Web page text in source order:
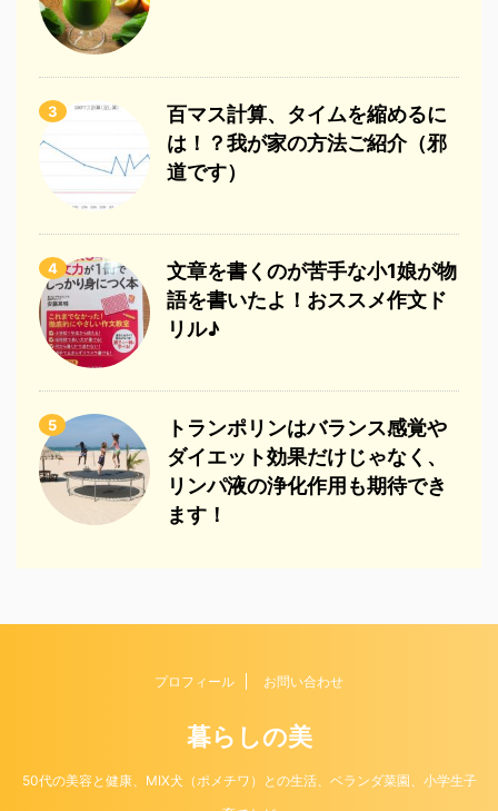
3
百マス計算、タイムを縮めるに
は！？我が家の方法ご紹介（邪
道です）
4
文章を書くのが苦手な小1娘が物
語を書いたよ！おススメ作文ド
リル♪
5
トランポリンはバランス感覚や
ダイエット効果だけじゃなく、
リンパ液の浄化作用も期待でき
ます！
プロフィール お問い合わせ
暮らしの美
50代の美容と健康、MIX犬（ポメチワ）との生活、ベランダ菜園、小学生子